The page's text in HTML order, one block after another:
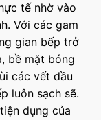
tế nhờ vào
Với các gam
gian bếp trở
bề mặt bóng
các vết dầu
luôn sạch sẽ.
dụng của